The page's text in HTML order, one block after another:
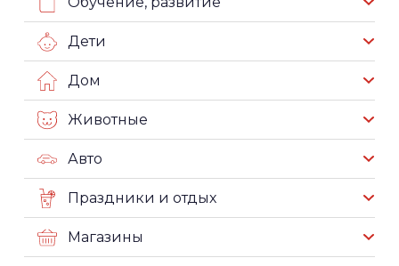
Дети
Дом
Животные
Авто
Праздники и отдых
Магазины